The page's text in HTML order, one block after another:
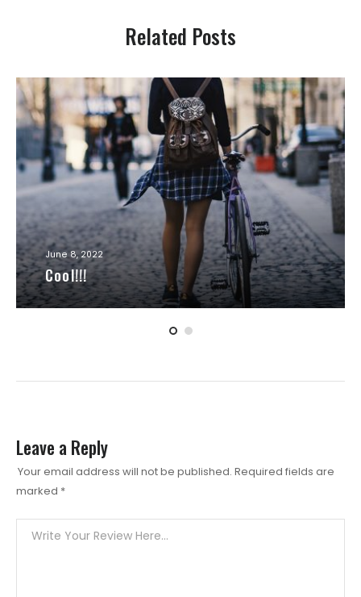
Related Posts
June 8, 2022
Cool!!!
Leave a Reply
Your email address will not be published. Required fields are
marked *